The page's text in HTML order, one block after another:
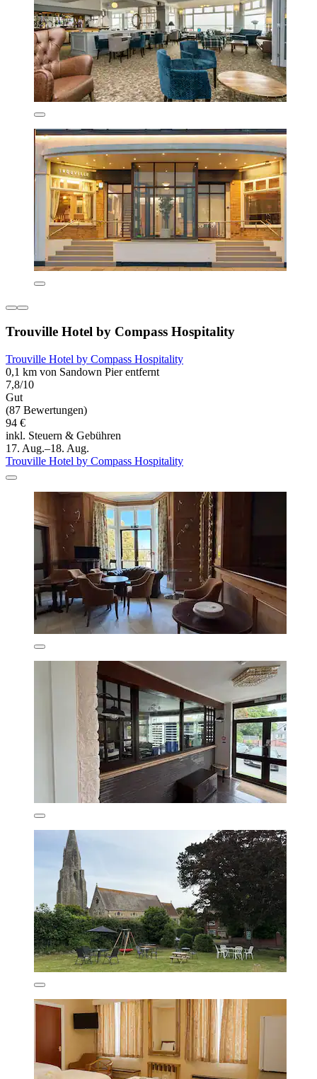
Trouville Hotel by Compass Hospitality
Trouville Hotel by Compass Hospitality
0,1 km von Sandown Pier entfernt
7,8/10
Gut
(87 Bewertungen)
94 €
inkl. Steuern & Gebühren
17. Aug.–18. Aug.
Trouville Hotel by Compass Hospitality